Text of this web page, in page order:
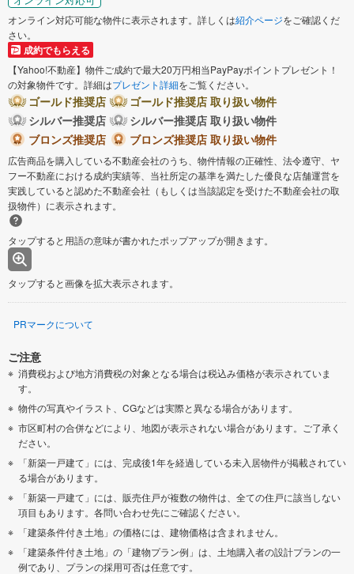
オンライン対応可能な物件に表示されます。詳しくは紹介ページをご確認くだ
さい。
成約でもらえる
【Yahoo!不動産】物件ご成約で最大20万円相当PayPayポイントプレゼント！
の対象物件です。詳細はプレゼント詳細をご覧ください。
ゴールド推奨店
ゴールド推奨店 取り扱い物件
シルバー推奨店
シルバー推奨店 取り扱い物件
ブロンズ推奨店
ブロンズ推奨店 取り扱い物件
広告商品を購入している不動産会社のうち、物件情報の正確性、法令遵守、ヤ
フー不動産における成約実績等、当社所定の基準を満たした優良な店舗運営を
実践していると認めた不動産会社（もしくは当該認定を受けた不動産会社の取
扱物件）に表示されます。
タップすると用語の意味が書かれたポップアップが開きます。
タップすると画像を拡大表示されます。
PRマークについて
ご注意
消費税および地方消費税の対象となる場合は税込み価格が表示されていま
す。
物件の写真やイラスト、CGなどは実際と異なる場合があります。
市区町村の合併などにより、地図が表示されない場合があります。ご了承く
ださい。
「新築一戸建て」には、完成後1年を経過している未入居物件が掲載されてい
る場合があります。
「新築一戸建て」には、販売住戸が複数の物件は、全ての住戸に該当しない
項目もあります。各問い合わせ先にご確認ください。
「建築条件付き土地」の価格には、建物価格は含まれません。
「建築条件付き土地」の「建物プラン例」は、土地購入者の設計プランの一
例であり、プランの採用可否は任意です。